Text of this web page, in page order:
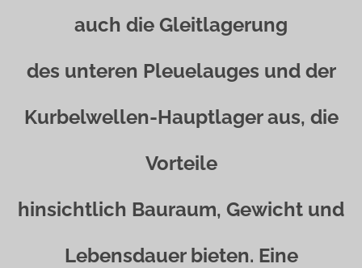
auch die Gleitlagerung
des unteren Pleuelauges und der
Kurbelwellen-Hauptlager aus, die
Vorteile
hinsichtlich Bauraum, Gewicht und
Lebensdauer bieten. Eine